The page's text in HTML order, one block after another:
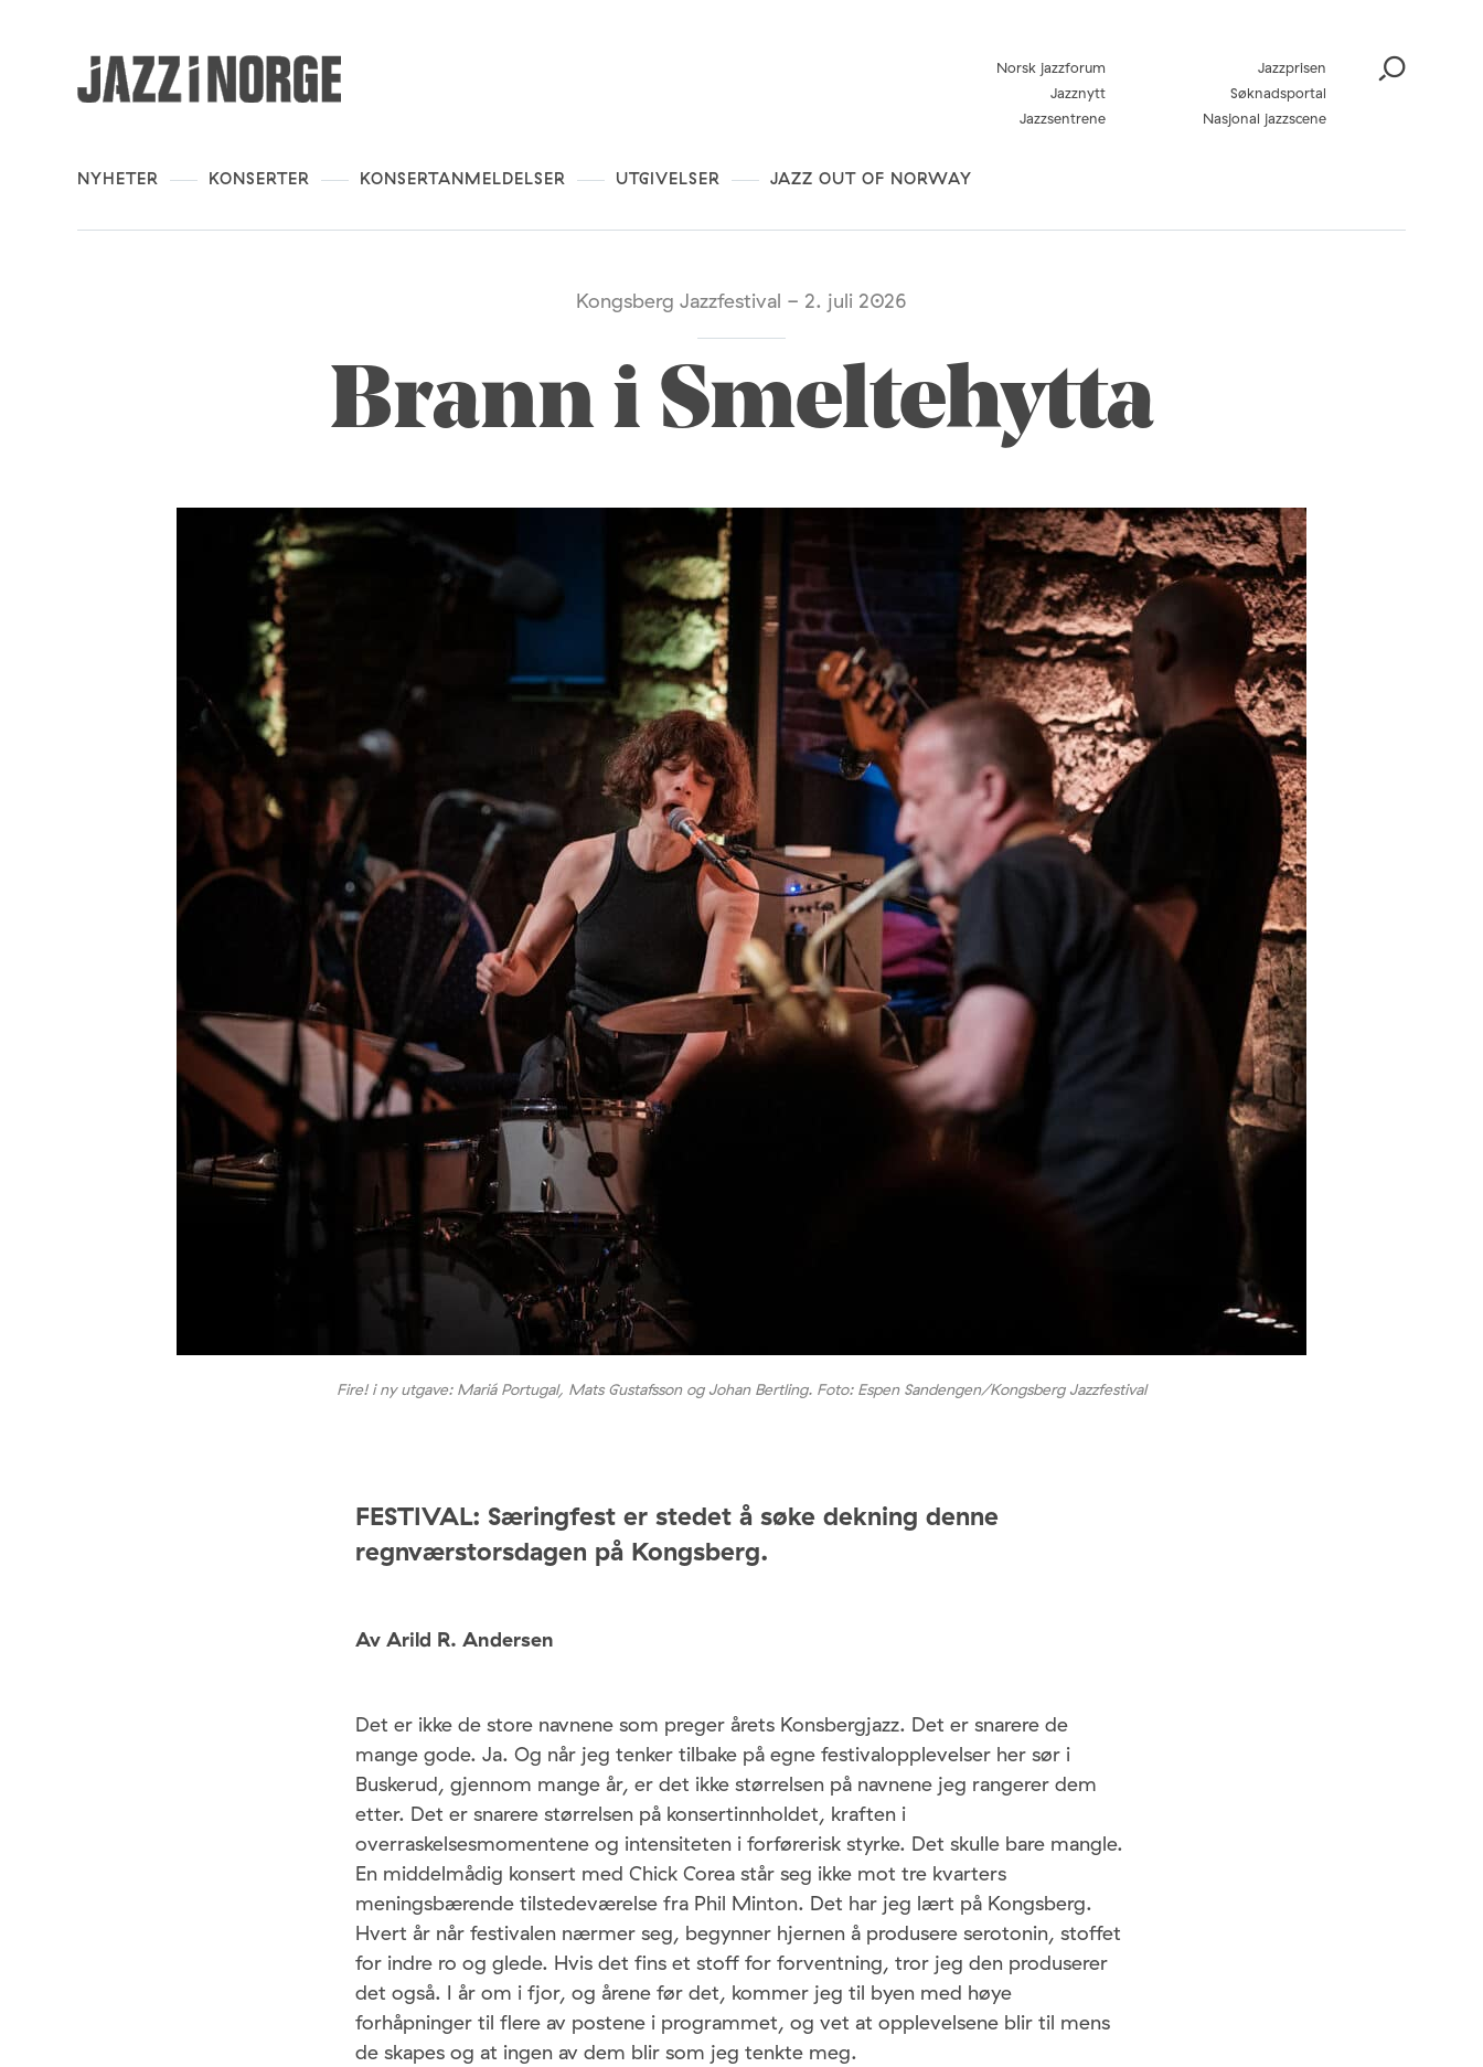
NYHETER KONSERTER KONSERTANMELDELSER UTGIVELSER JAZZ OUT OF NORWAY
Norsk jazzforum
Jazzprisen
Jazznytt
Søknadsportal
Jazzsentrene
Nasjonal jazzscene
Kongsberg Jazzfestival - 2. juli 2026
Brann i Smeltehytta
Fire! i ny utgave: Mariá Portugal, Mats Gustafsson og Johan Bertling. Foto: Espen Sandengen/Kongsberg Jazzfestival
FESTIVAL: Særingfest er stedet å søke dekning denne
regnværstorsdagen på Kongsberg.
Av Arild R. Andersen
Det er ikke de store navnene som preger årets Konsbergjazz. Det er snarere de
mange gode. Ja. Og når jeg tenker tilbake på egne festivalopplevelser her sør i
Buskerud, gjennom mange år, er det ikke størrelsen på navnene jeg rangerer dem
etter. Det er snarere størrelsen på konsertinnholdet, kraften i
overraskelsesmomentene og intensiteten i forførerisk styrke. Det skulle bare mangle.
En middelmådig konsert med Chick Corea står seg ikke mot tre kvarters
meningsbærende tilstedeværelse fra Phil Minton. Det har jeg lært på Kongsberg.
Hvert år når festivalen nærmer seg, begynner hjernen å produsere serotonin, stoffet
for indre ro og glede. Hvis det fins et stoff for forventning, tror jeg den produserer
det også. I år om i fjor, og årene før det, kommer jeg til byen med høye
forhåpninger til flere av postene i programmet, og vet at opplevelsene blir til mens
de skapes og at ingen av dem blir som jeg tenkte meg.